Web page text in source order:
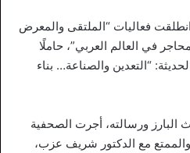
فعاليات “الملتقى والمعرض
في العالم العربي”، حاملًا
“التعدين والصناعة… بناء
ورسالته، أجرت الصحفية
والممتع مع الدكتور شريف عزب،